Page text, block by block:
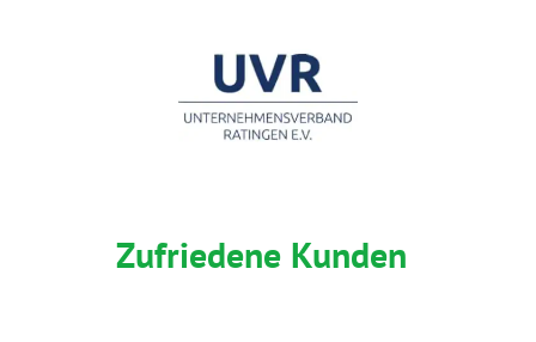
Zufriedene Kunden